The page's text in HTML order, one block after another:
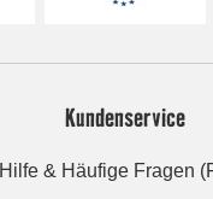
Kundenservice
Hilfe & Häufige Fragen